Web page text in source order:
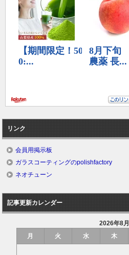
リンク
会員用掲示板
ガラスコーティングのpolishfactory
ネオチューン
記事更新カレンダー
2026年8月
月
火 水 木